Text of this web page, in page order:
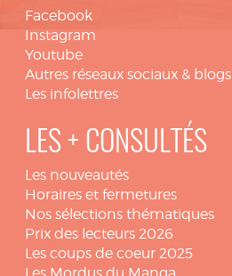
Facebook
Instagram
Youtube
Autres réseaux sociaux & blogs
Les infolettres
LES + CONSULTÉS
Les nouveautés
Horaires et fermetures
Nos sélections thématiques
Prix des lecteurs 2026
Les coups de coeur 2025